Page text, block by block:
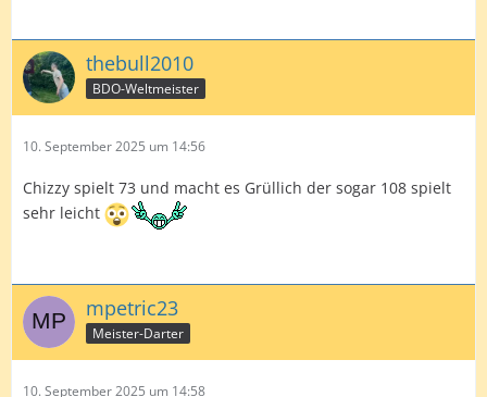
thebull2010
BDO-Weltmeister
10. September 2025 um 14:56
Chizzy spielt 73 und macht es Grüllich der sogar 108 spielt
sehr leicht
mpetric23
Meister-Darter
10. September 2025 um 14:58